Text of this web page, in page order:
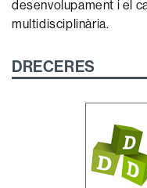
desenvolupament i el
multidisciplinària.
DRECERES